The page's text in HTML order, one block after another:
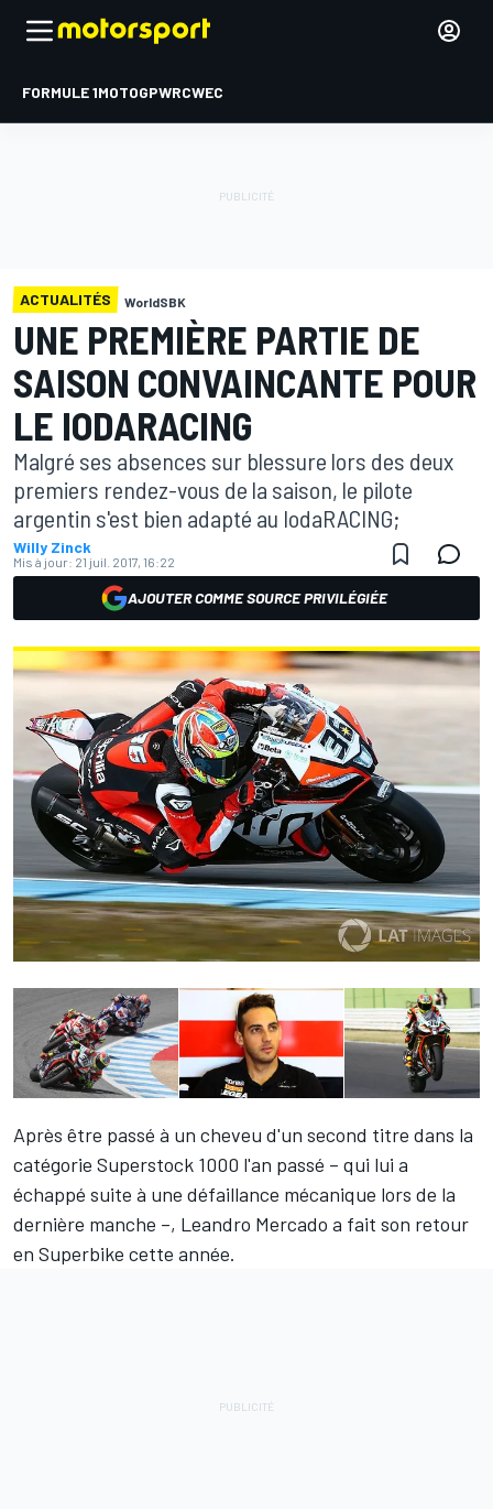
FORMULE 1MOTOGPWRCWEC
ACTUALITÉS WorldSBK
UNE PREMIÈRE PARTIE DE
SAISON CONVAINCANTE POUR
LE IODARACING
Malgré ses absences sur blessure lors des deux
premiers rendez-vous de la saison, le pilote
argentin s'est bien adapté au IodaRACING;
Willy Zinck
Mis à jour: 21 juil. 2017, 16:22
AJOUTER COMME SOURCE PRIVILÉGIÉE
Après être passé à un cheveu d'un second titre dans la
catégorie Superstock 1000 l'an passé – qui lui a
échappé suite à une défaillance mécanique lors de la
dernière manche –, Leandro Mercado a fait son retour
en Superbike cette année.